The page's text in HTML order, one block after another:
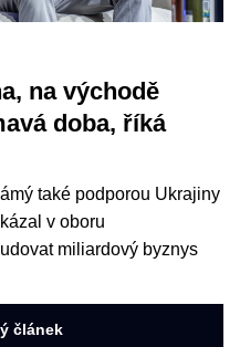
na východě
doba, říká
také podporou Ukrajiny
v oboru
miliardový byznys
článek